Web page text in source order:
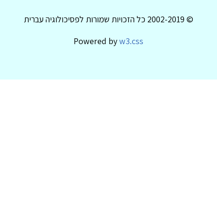
© 2002-2019 כל הזכויות שמורות לפסיכולוגיה עברית
Powered byw3.css